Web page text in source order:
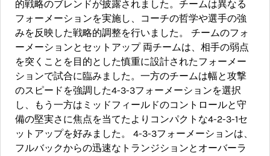
的戦略のブレンドが披露されました。チームは異なる
フォーメーションを実施し、コーチの哲学や選手の強
みを反映した戦略的調整を行いました。 チームのフォ
ーメーションとセットアップ 両チームは、相手の弱点
を突くことを目的とした慎重に設計されたフォーメー
ションで試合に臨みました。一方のチームは幅と攻撃
のスピードを強調した4-3-3フォーメーションを選択
し、もう一方はミッドフィールドのコントロールと守
備の堅実さに焦点を当てたよりコンパクトな4-2-3-1セ
ットアップを好みました。 4-3-3フォーメーションは、
フルバックからの迅速なトランジションとオーバーラ